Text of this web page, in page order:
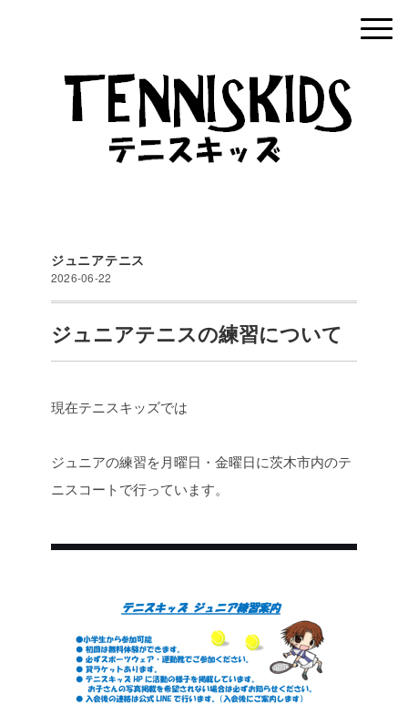
ジュニアテニス
2026-06-22
ジュニアテニスの練習について
現在テニスキッズでは
ジュニアの練習を月曜日・金曜日に茨木市内のテ
ニスコートで行っています。